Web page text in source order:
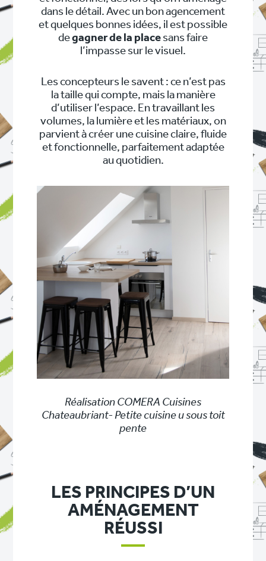
dans le détail. Avec un bon agencement
et quelques bonnes idées, il est possible
degagner de la place sans faire
l’impasse sur le visuel.
Les concepteurs le savent : ce n’est pas
la taille qui compte, mais la manière
d’utiliser l’espace. En travaillant les
volumes, la lumière et les matériaux, on
parvient à créer une cuisine claire, fluide
et fonctionnelle, parfaitement adaptée
au quotidien.
Réalisation COMERA Cuisines
Chateaubriant- Petite cuisine u sous toit
pente
LES PRINCIPES D’UN
AMÉNAGEMENT
RÉUSSI